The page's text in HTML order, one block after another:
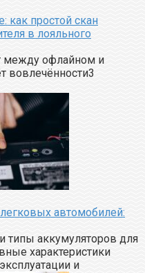
как простой скан
в лояльного
между офлайном и
вовлечённости3
автомобилей:
типы аккумуляторов для
характеристики
и